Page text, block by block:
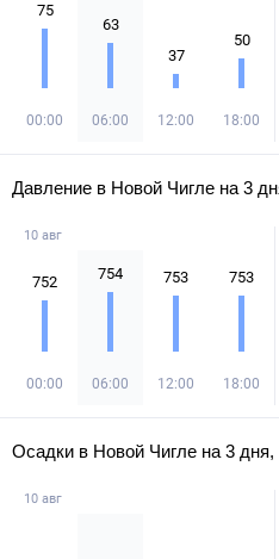
75
00:00
63
06:00
37
12:00
50
18:00
Давление в Новой Чигле на 3
10 авг
752
00:00
754
06:00
753
12:00
753
18:00
Осадки в Новой Чигле на 3 дня,
10 авг